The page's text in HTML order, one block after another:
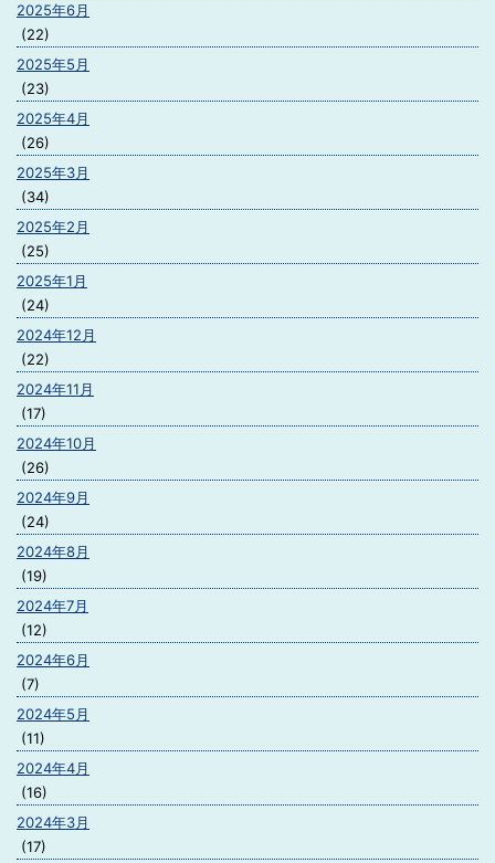
2025年6月
(22)
2025年5月
(23)
2025年4月
(26)
2025年3月
(34)
2025年2月
(25)
2025年1月
(24)
2024年12月
(22)
2024年11月
(17)
2024年10月
(26)
2024年9月
(24)
2024年8月
(19)
2024年7月
(12)
2024年6月
(7)
2024年5月
(11)
2024年4月
(16)
2024年3月
(17)